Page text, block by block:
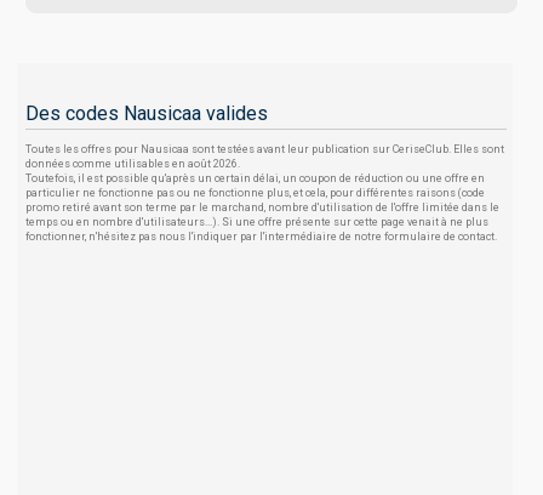
Des codes Nausicaa valides
Toutes les offres pour Nausicaa sont testées avant leur publication sur CeriseClub. Elles sont
données comme utilisables en août 2026.
Toutefois, il est possible qu'après un certain délai, un coupon de réduction ou une offre en
particulier ne fonctionne pas ou ne fonctionne plus, et cela, pour différentes raisons (code
promo retiré avant son terme par le marchand, nombre d'utilisation de l'offre limitée dans le
temps ou en nombre d'utilisateurs...). Si une offre présente sur cette page venait à ne plus
fonctionner, n'hésitez pas nous l'indiquer par l'intermédiaire de notre formulaire de contact.